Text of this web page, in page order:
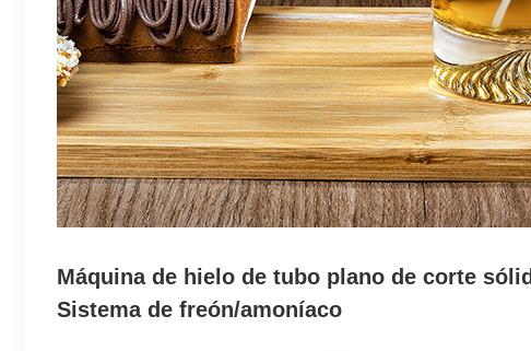
Máquina de hielo de tubo plano de corte
Sistema de freón/amoníaco